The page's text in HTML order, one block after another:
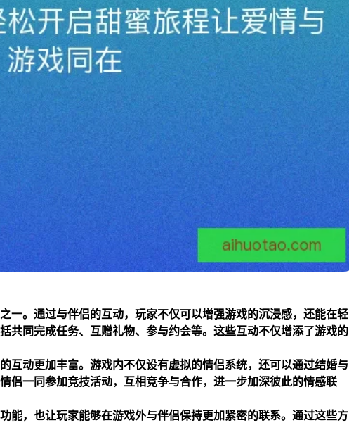
一。通过与伴侣的互动，玩家不仅可以增强游戏的沉浸感，还能在轻
共同完成任务、互赠礼物、参与约会等。这些互动不仅增添了游戏的
互动更加丰富。游戏内不仅设有虚拟的情侣系统，还可以通过结婚与
侣一同参加竞技活动，互相竞争与合作，进一步加深彼此的情感联
能，也让玩家能够在游戏外与伴侣保持更加紧密的联系。通过这些方